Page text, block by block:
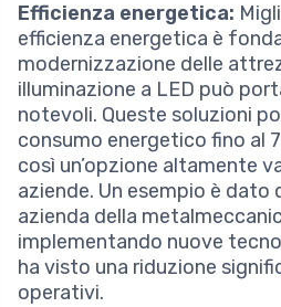
Efficienza energetica:
efficienza energetica è
modernizzazione delle
illuminazione a LED può
notevoli. Queste soluzioni
consumo energetico fino al
così un’opzione altamente
aziende. Un esempio è dato
azienda della
implementando nuove
ha visto una riduzione
operativi.